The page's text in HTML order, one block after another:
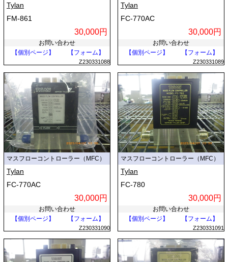
Tylan
FM-861
30,000円
お問い合わせ
【個別ページ】
【フォーム】
Z230331088
Tylan
FC-770AC
30,000円
お問い合わせ
【個別ページ】
【フォーム】
Z230331089
マスフローコントローラー（MFC）
Tylan
FC-770AC
30,000円
お問い合わせ
【個別ページ】
【フォーム】
Z230331090
マスフローコントローラー（MFC）
Tylan
FC-780
30,000円
お問い合わせ
【個別ページ】
【フォーム】
Z230331091